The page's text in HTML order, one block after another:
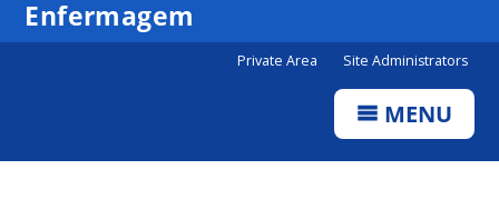
Enfermagem
Private Area Site Administrators
MENU